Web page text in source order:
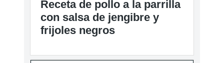
Receta de pollo a la parrilla
con salsa de jengibre y
frijoles negros